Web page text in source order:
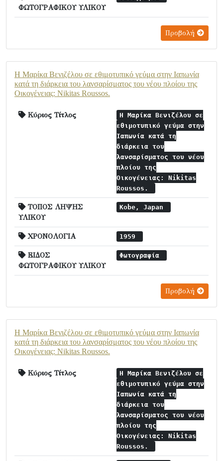
ΦΩΤΟΓΡΑΦΙΚΟΥ ΥΛΙΚΟΥ
Προβολή
Η Μαρίκα Βενιζέλου σε εθιμοτυπικό γεύμα στην Ιαπωνία
κατά τη διάρκεια του λανσαρίσματος του νέου πλοίου της
Οικογένειας: Nikitas Roussos.
Κύριος Τίτλος
Η Μαρίκα Βενιζέλου σε
εθιμοτυπικό γεύμα στην
Ιαπωνία κατά τη
διάρκεια του
λανσαρίσματος του νέου
πλοίου της
Οικογένειας: Nikitas
Roussos.
ΤΟΠΟΣ ΛΗΨΗΣ
ΥΛΙΚΟΥ
Kobe, Japan
ΧΡΟΝΟΛΟΓΙΑ 1959
ΕΙΔΟΣ
ΦΩΤΟΓΡΑΦΙΚΟΥ ΥΛΙΚΟΥ
Φωτογραφία
Προβολή
Η Μαρίκα Βενιζέλου σε εθιμοτυπικό γεύμα στην Ιαπωνία
κατά τη διάρκεια του λανσαρίσματος του νέου πλοίου της
Οικογένειας: Nikitas Roussos.
Κύριος Τίτλος
Η Μαρίκα Βενιζέλου σε
εθιμοτυπικό γεύμα στην
Ιαπωνία κατά τη
διάρκεια του
λανσαρίσματος του νέου
πλοίου της
Οικογένειας: Nikitas
Roussos.